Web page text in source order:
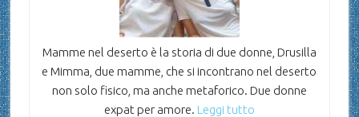
Mamme nel deserto è la storia di due donne, Drusilla
e Mimma, due mamme, che si incontrano nel deserto
non solo fisico, ma anche metaforico. Due donne
expat per amore. Leggi tutto